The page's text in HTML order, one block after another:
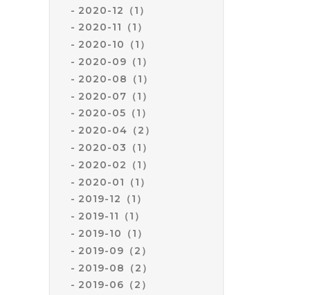
2020-12（1）
2020-11（1）
2020-10（1）
2020-09（1）
2020-08（1）
2020-07（1）
2020-05（1）
2020-04（2）
2020-03（1）
2020-02（1）
2020-01（1）
2019-12（1）
2019-11（1）
2019-10（1）
2019-09（2）
2019-08（2）
2019-06（2）